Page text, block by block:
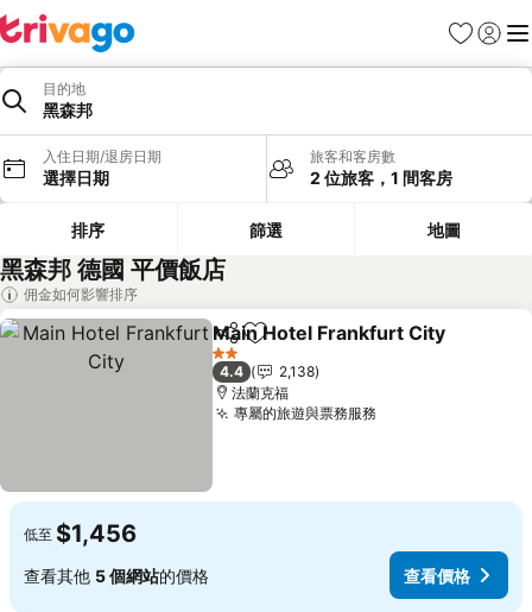
我的最愛
登入 選
目的地
黑森邦
入住日期/退房日期
選擇日期
旅客和客房數
2 位旅客，1 間客房
排序 篩選 地圖
黑森邦 德國 平價飯店
佣金如何影響排序
分享 加入我的最愛
Main Hotel Frankfurt City
2 星級
4.4
2,138
法蘭克福
專屬的旅遊與票務服務
低至 $1,456
查看其他 5 個網站的價格 查看價格